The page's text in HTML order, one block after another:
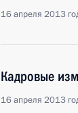
16 апреля 2013
Кадровые
16 апреля 2013